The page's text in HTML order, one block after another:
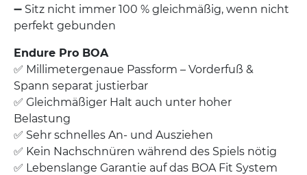
➖ Sitz nicht immer 100 % gleichmäßig, wenn nicht
perfekt gebunden
Endure Pro BOA
✅ Millimetergenaue Passform – Vorderfuß &
Spann separat justierbar
✅ Gleichmäßiger Halt auch unter hoher
Belastung
✅ Sehr schnelles An- und Ausziehen
✅ Kein Nachschnüren während des Spiels nötig
✅ Lebenslange Garantie auf das BOA Fit System